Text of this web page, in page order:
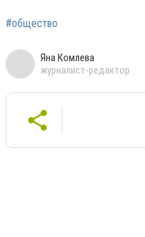
#общество
Яна Комлева
журналист-редактор